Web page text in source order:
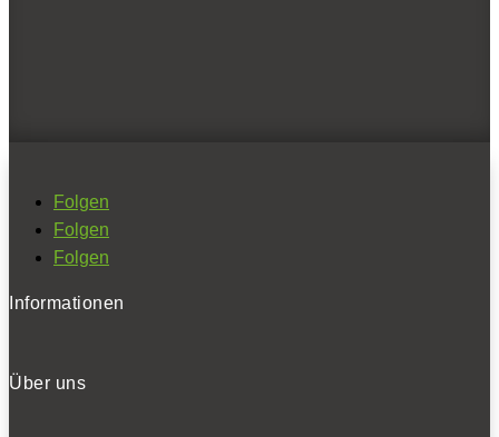
Folgen
Folgen
Folgen
Informationen
Über uns